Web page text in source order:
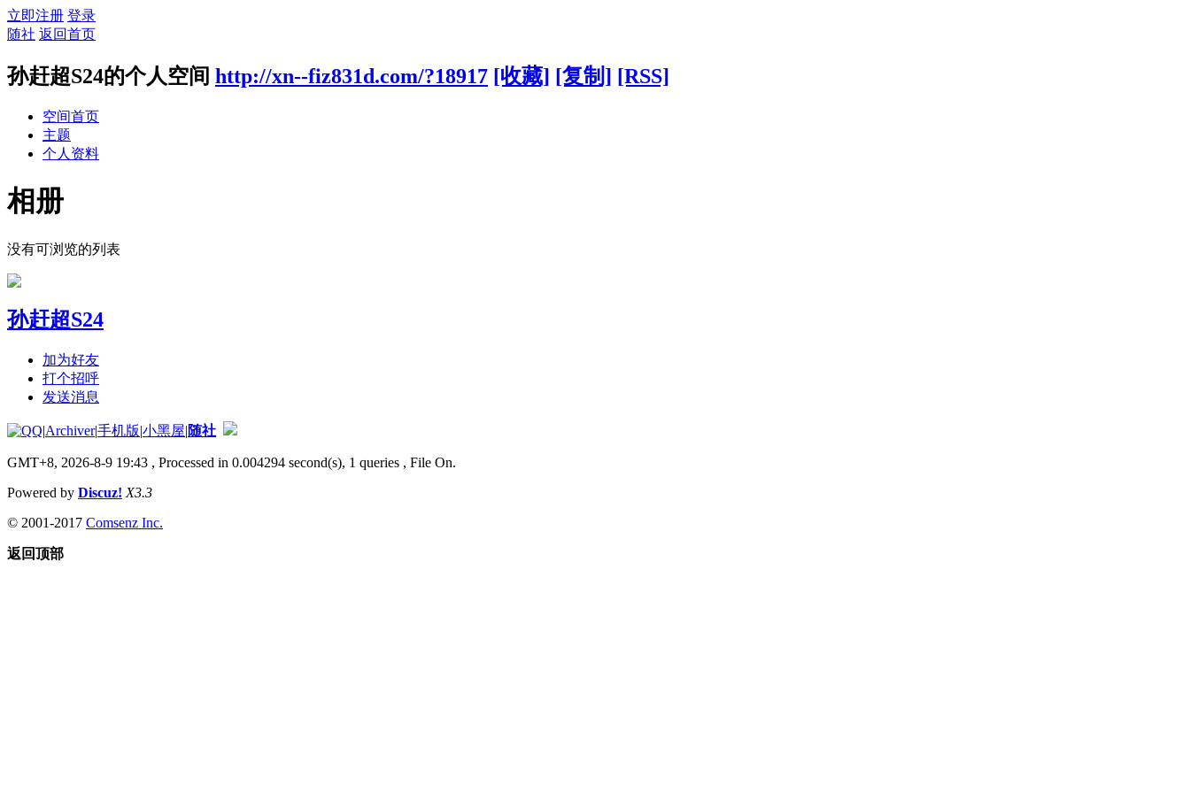
立即注册 登录
随社 返回首页
孙赶超S24的个人空间 http://xn--fiz831d.com/?18917 [收藏] [复制] [RSS]
空间首页
主题
个人资料
相册
没有可浏览的列表
孙赶超S24
加为好友
打个招呼
发送消息
|Archiver|手机版|小黑屋|随社
GMT+8, 2026-8-9 19:43 , Processed in 0.004294 second(s), 1 queries , File On.
Powered by Discuz! X3.3
© 2001-2017 Comsenz Inc.
返回顶部